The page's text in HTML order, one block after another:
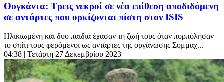
Ουγκάντα: Τρεις νεκροί σε νέα επίθεση αποδιδόμενη
σε αντάρτες που ορκίζονται πίστη στον ISIS
Ηλικιωμένη και δυο παιδιά έχασαν τη ζωή τους όταν πυρπόλησαν
το σπίτι τους φερόμενοι ως αντάρτες της οργάνωσης Συμμαχ...
04:38 | Τετάρτη 27 Δεκεμβρίου 2023